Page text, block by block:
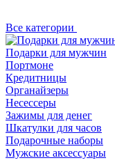
Все категории
Подарки для мужчин
Портмоне
Кредитницы
Органайзеры
Несессеры
Зажимы для денег
Шкатулки для часов
Подарочные наборы
Мужские аксессуары